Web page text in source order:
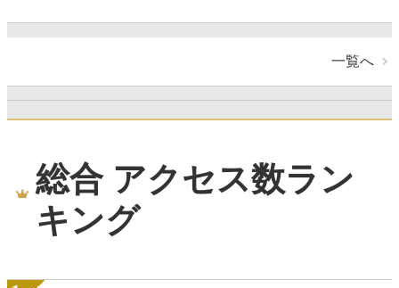
一覧へ
総合 アクセス数ラン
キング